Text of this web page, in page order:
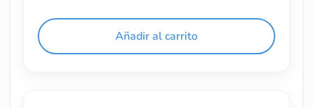
Añadir al carrito